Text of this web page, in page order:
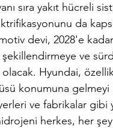
sıra yakıt hücreli
da
devi, 2028'e
ve
olacak. Hyundai,
konumuna gelmeyi
ve fabrikalar gibi
herkes, her